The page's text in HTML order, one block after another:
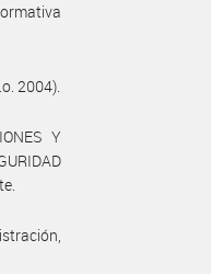
2004).
Y